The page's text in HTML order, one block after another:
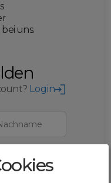
uns.
Login